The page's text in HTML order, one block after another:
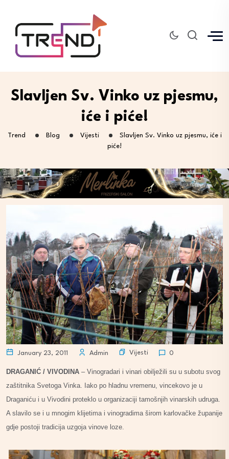
Slavljen Sv. Vinko uz pjesmu,
iće i piće!
Trend Blog Vijesti
Slavljen Sv. Vinko uz pjesmu, iće i
piće!
January 23, 2011 Admin Vijesti 0
DRAGANIĆ / VIVODINA – Vinogradari i vinari obilježili su u subotu svog
zaštitnika Svetoga Vinka. Iako po hladnu vremenu, vincekovo je u
Draganiću i u Vivodini proteklo u organizaciji tamošnjih vinarskih udruga.
A slavilo se i u mnogim klijetima i vinogradima širom karlovačke županije
gdje postoji tradicija uzgoja vinove loze.